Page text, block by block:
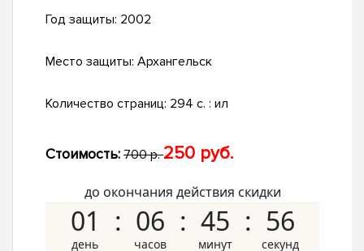
Год защиты: 2002
Место защиты: Архангельск
Количество страниц: 294 с. : ил
Стоимость: 700 р.250 руб.
до окончания действия скидки
01 06 45 55